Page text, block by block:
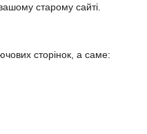
старому сайті.
сторінок, а саме: